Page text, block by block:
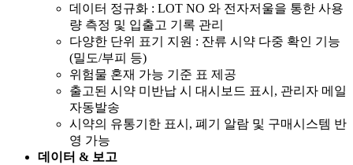
데이터 정규화 : LOT NO 와 전자저울을 통한 사용
량 측정 및 입출고 기록 관리
다양한 단위 표기 지원 : 잔류 시약 다중 확인 기능
(밀도/부피 등)
위험물 혼재 가능 기준 표 제공
출고된 시약 미반납 시 대시보드 표시, 관리자 메일
자동발송
시약의 유통기한 표시, 폐기 알람 및 구매시스템 반
영 가능
데이터 & 보고